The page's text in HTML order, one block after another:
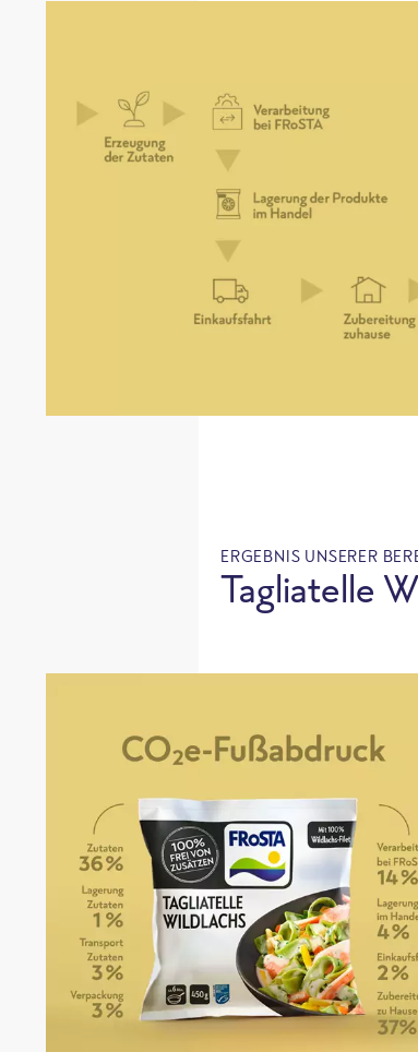
ERGEBNIS UNSERER
Tagliatelle